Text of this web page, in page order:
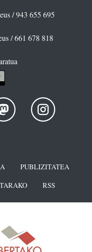
/ 943 655 695
/ 661 678 818
PUBLIZITATEA
RSS